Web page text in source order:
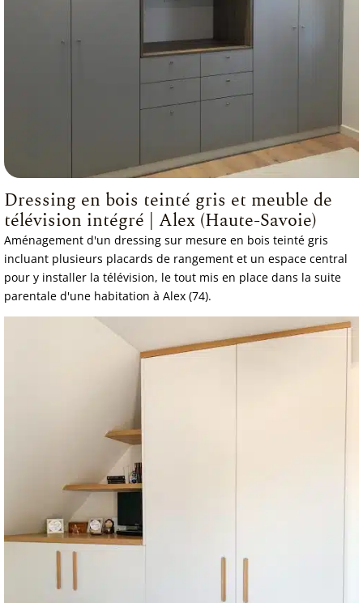
Dressing en bois teinté gris et meuble de
télévision intégré | Alex (Haute-Savoie)
Aménagement d'un dressing sur mesure en bois teinté gris
incluant plusieurs placards de rangement et un espace central
pour y installer la télévision, le tout mis en place dans la suite
parentale d'une habitation à Alex (74).